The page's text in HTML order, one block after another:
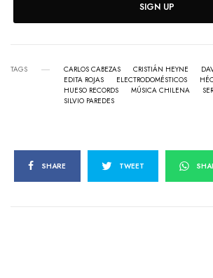
SIGN UP
TAGS CARLOS CABEZAS CRISTIÁN HEYNE
EDITA ROJAS
ELECTRODOMÉSTICOS
HUESO RECORDS
MÚSICA CHILENA
SILVIO PAREDES
SHARE TWEET